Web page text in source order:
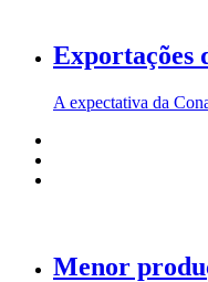
Exportações
A expectativa da
Menor